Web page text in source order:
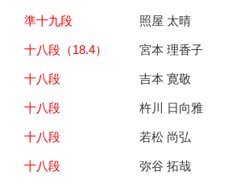
準十九段 照屋 太晴
十八段（18.4） 宮本 理香子
十八段 吉本 寛敬
十八段 杵川 日向雅
十八段 若松 尚弘
十八段 弥谷 拓哉